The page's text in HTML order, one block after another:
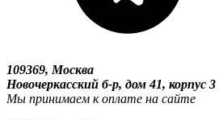
109369, Москва
Новочеркасский б-р, дом 41, корпус 3
Мы принимаем к оплате на сайте